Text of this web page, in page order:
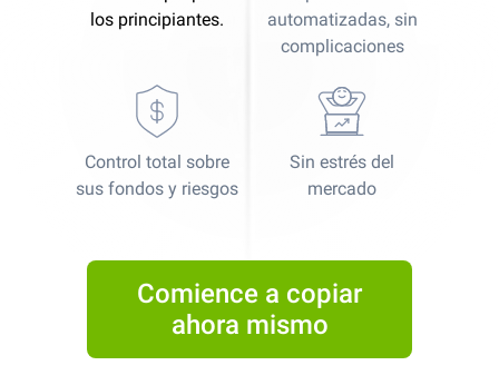
los principiantes.
automatizadas, sin
complicaciones
Control total sobre
sus fondos y riesgos
Sin estrés del
mercado
Comience a copiar
ahora mismo
Best Copy Trading Platform
Global Brands Magazine Awards 2023
Best Copy Trading Broker 2024